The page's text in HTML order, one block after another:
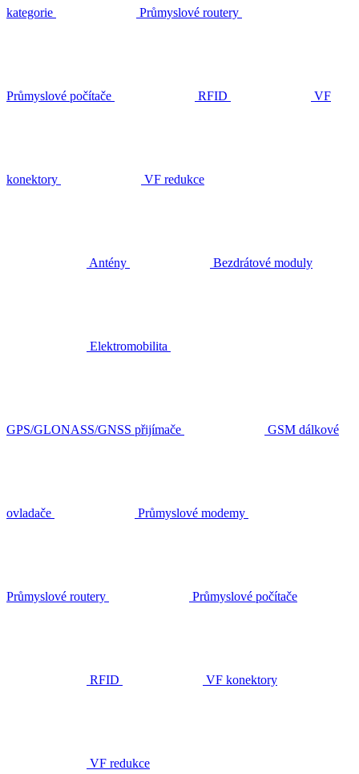
kategorie Průmyslové routery
Průmyslové počítače RFID VF
konektory VF redukce
Antény Bezdrátové moduly
Elektromobilita
GPS/GLONASS/GNSS přijímače GSM dálkové
ovladače Průmyslové modemy
Průmyslové routery Průmyslové počítače
RFID VF konektory
VF redukce